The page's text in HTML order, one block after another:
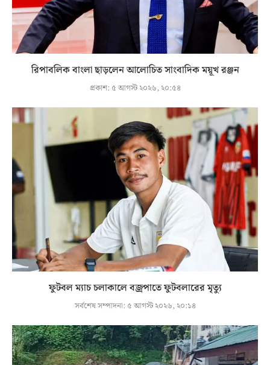
রিপাবলিক বাংলা ছাড়লেন আলোচিত সাংবাদিক ময়ূখ রঞ্জন
প্রকাশ: ৫ আগস্ট ২০২৬, ২০:৫৪
ফুটবল ম্যাচ চলাকালে বজ্রপাতে ফুটবলারের মৃত্যু
সর্বশেষ সম্পাদনা: ৫ আগস্ট ২০২৬, ২০:১৪